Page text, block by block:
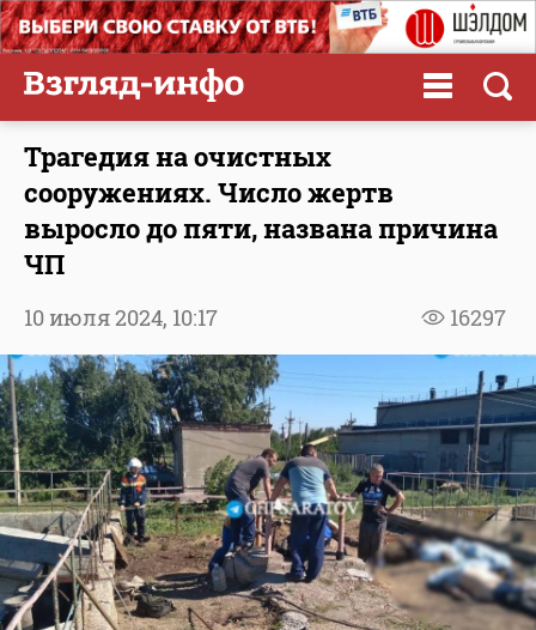
Трагедия на очистных
сооружениях. Число жертв
выросло до пяти, названа причина
ЧП
16297
10 июля 2024, 10:17